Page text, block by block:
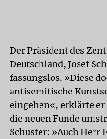
Der Präsident des
Deutschland, Josef
fassungslos. »Diese
antisemitische
eingehen«, erklärte
die neuen Funde
Schuster: »Auch Herr